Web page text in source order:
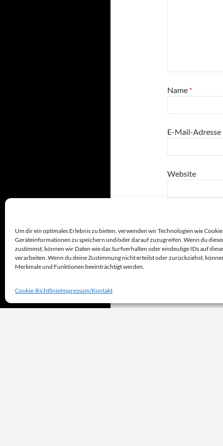
Um dir ein optimales Erlebnis zu bieten, verwenden wir Technologien wie
Geräteinformationen zu speichern und/oder darauf zuzugreifen. Wenn du
zustimmst, können wir Daten wie das Surfverhalten oder eindeutige IDs auf
verarbeiten. Wenn du deine Zustimmung nicht erteilst oder zurückziehst,
Merkmale und Funktionen beeinträchtigt werden.
Cookie-RichtlinieImpressum/Kontakt
Name *
E-Mail-Adresse
Website